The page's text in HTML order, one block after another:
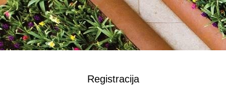
Registracija